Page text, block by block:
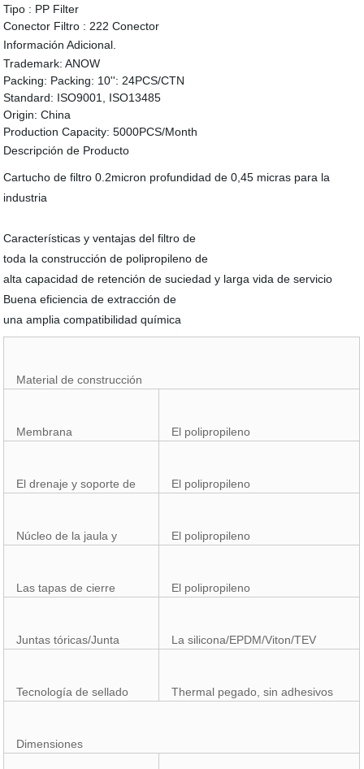
Tipo : PP Filter
Conector Filtro : 222 Conector
Información Adicional.
Trademark: ANOW
Packing: Packing: 10'': 24PCS/CTN
Standard: ISO9001, ISO13485
Origin: China
Production Capacity: 5000PCS/Month
Descripción de Producto
Cartucho de filtro 0.2micron profundidad de 0,45 micras para la
industria
Características y ventajas del filtro de
toda la construcción de polipropileno de
alta capacidad de retención de suciedad y larga vida de servicio
Buena eficiencia de extracción de
una amplia compatibilidad química
Material de construcción
Membrana El polipropileno
El drenaje y soporte de El polipropileno
Núcleo de la jaula y El polipropileno
Las tapas de cierre El polipropileno
Juntas tóricas/Junta La silicona/EPDM/Viton/TEV
Tecnología de sellado Thermal pegado, sin adhesivos
Dimensiones